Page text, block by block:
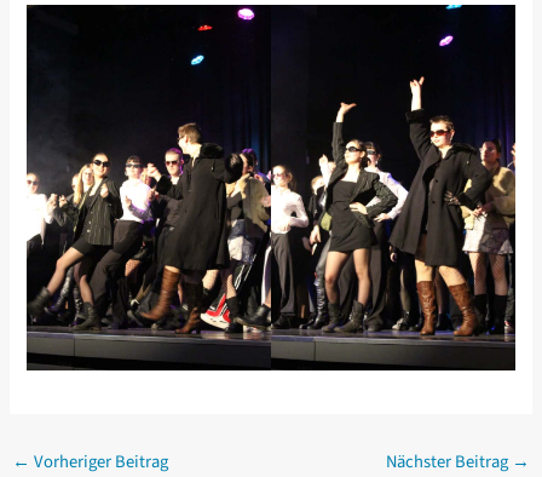
← Vorheriger Beitrag Nächster Beitrag →